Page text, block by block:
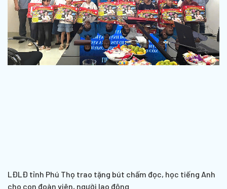
LĐLĐ tỉnh Phú Thọ trao tặng bút chấm đọc, học tiếng Anh
cho con đoàn viên, người lao động